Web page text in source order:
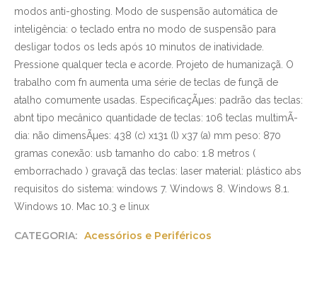
modos anti-ghosting. Modo de suspensão automática de
inteligência: o teclado entra no modo de suspensão para
desligar todos os leds após 10 minutos de inatividade.
Pressione qualquer tecla e acorde. Projeto de humanizaçã. O
trabalho com fn aumenta uma série de teclas de funçã de
atalho comumente usadas. EspecificaçÃµes: padrão das teclas:
abnt tipo mecânico quantidade de teclas: 106 teclas multimÃ­
dia: não dimensÃµes: 438 (c) x131 (l) x37 (a) mm peso: 870
gramas conexão: usb tamanho do cabo: 1.8 metros (
emborrachado ) gravaçã das teclas: laser material: plástico abs
requisitos do sistema: windows 7. Windows 8. Windows 8.1.
Windows 10. Mac 10.3 e linux
CATEGORIA: Acessórios e Periféricos